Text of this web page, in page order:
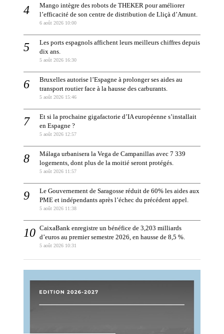
Mango intègre des robots de THEKER pour améliorer
l’efficacité de son centre de distribution de Lliçà d’Amunt.
6 août 2026 10:00
Les ports espagnols affichent leurs meilleurs chiffres depuis
dix ans.
5 août 2026 16:30
Bruxelles autorise l’Espagne à prolonger ses aides au
transport routier face à la hausse des carburants.
5 août 2026 15:46
Et si la prochaine gigafactorie d’IA européenne s’installait
en Espagne ?
5 août 2026 12:57
Málaga urbanisera la Vega de Campanillas avec 7 339
logements, dont plus de la moitié seront protégés.
5 août 2026 11:57
Le Gouvernement de Saragosse réduit de 60% les aides aux
PME et indépendants après l’échec du précédent appel.
5 août 2026 11:38
CaixaBank enregistre un bénéfice de 3,203 milliards
d’euros au premier semestre 2026, en hausse de 8,5 %.
5 août 2026 10:31